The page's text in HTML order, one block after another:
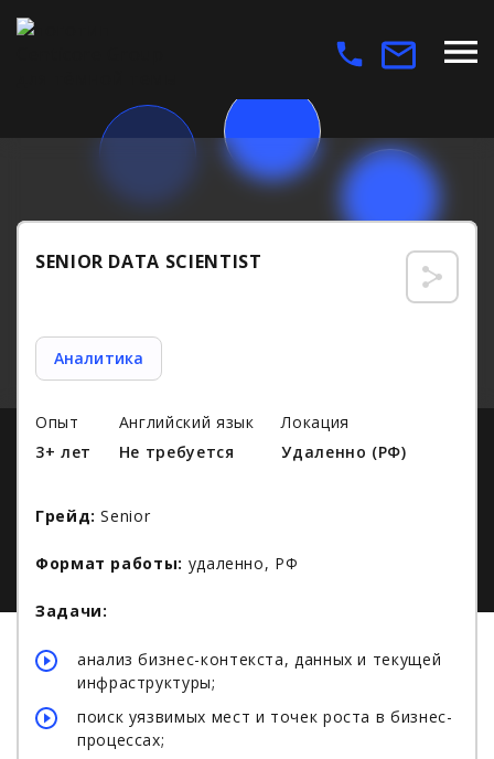
SENIOR DATA SCIENTIST
Аналитика
Опыт
3+ лет
Английский язык
Не требуется
Локация
Удаленно (РФ)
Грейд:Senior
Формат работы: удаленно, РФ
Задачи:
анализ бизнес-контекста, данных и текущей
инфраструктуры;
поиск уязвимых мест и точек роста в бизнес-
процессах;